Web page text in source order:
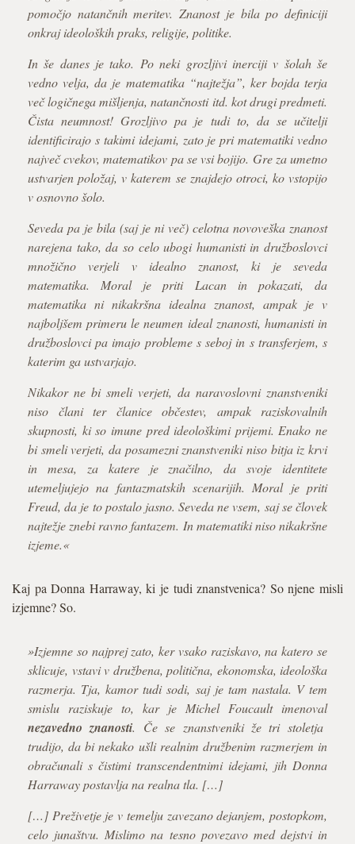
pomočjo natančnih meritev. Znanost je bila po definiciji
onkraj ideoloških praks, religije, politike.
In še danes je tako. Po neki grozljivi inerciji v šolah še
vedno velja, da je matematika “najtežja”, ker bojda terja
več logičnega mišljenja, natančnosti itd. kot drugi predmeti.
Čista neumnost! Grozljivo pa je tudi to, da se učitelji
identificirajo s takimi idejami, zato je pri matematiki vedno
največ cvekov, matematikov pa se vsi bojijo. Gre za umetno
ustvarjen položaj, v katerem se znajdejo otroci, ko vstopijo
v osnovno šolo.
Seveda pa je bila (saj je ni več) celotna novoveška znanost
narejena tako, da so celo ubogi humanisti in družboslovci
množično verjeli v idealno znanost, ki je seveda
matematika. Moral je priti Lacan in pokazati, da
matematika ni nikakršna idealna znanost, ampak je v
najboljšem primeru le neumen ideal znanosti, humanisti in
družboslovci pa imajo probleme s seboj in s transferjem, s
katerim ga ustvarjajo.
Nikakor ne bi smeli verjeti, da naravoslovni znanstveniki
niso člani ter članice občestev, ampak raziskovalnih
skupnosti, ki so imune pred ideološkimi prijemi. Enako ne
bi smeli verjeti, da posamezni znanstveniki niso bitja iz krvi
in mesa, za katere je značilno, da svoje identitete
utemeljujejo na fantazmatskih scenarijih. Moral je priti
Freud, da je to postalo jasno. Seveda ne vsem, saj se človek
najtežje znebi ravno fantazem. In matematiki niso nikakršne
izjeme.«
Kaj pa Donna Harraway, ki je tudi znanstvenica? So njene misli
izjemne? So.
»Izjemne so najprej zato, ker vsako raziskavo, na katero se
sklicuje, vstavi v družbena, politična, ekonomska, ideološka
razmerja. Tja, kamor tudi sodi, saj je tam nastala. V tem
smislu raziskuje to, kar je Michel Foucault imenoval
nezavedno znanosti. Če se znanstveniki že tri stoletja
trudijo, da bi nekako ušli realnim družbenim razmerjem in
obračunali s čistimi transcendentnimi idejami, jih Donna
Harraway postavlja na realna tla. […]
[…] Preživetje je v temelju zavezano dejanjem, postopkom,
celo junaštvu. Mislimo na tesno povezavo med dejstvi in